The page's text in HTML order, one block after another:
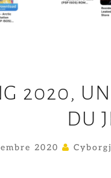
2020,
DU
2020